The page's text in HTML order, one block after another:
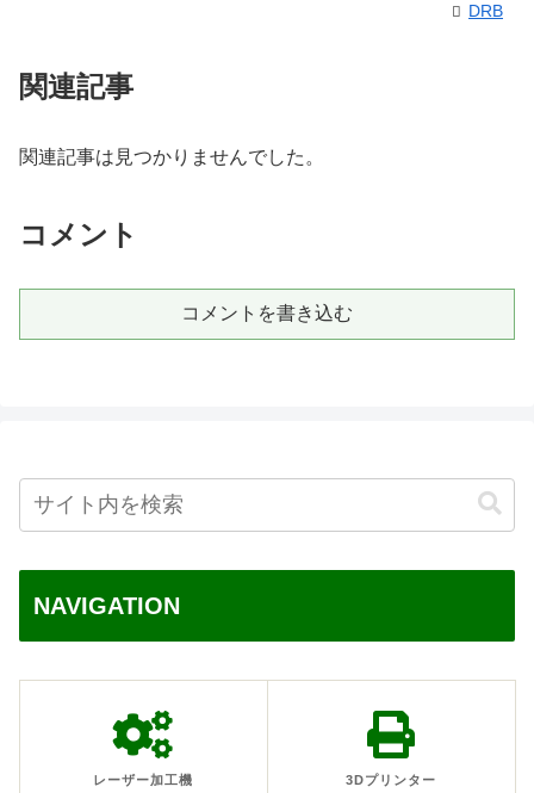
DRB
関連記事
関連記事は見つかりませんでした。
コメント
コメントを書き込む
NAVIGATION
レーザー加工機 3Dプリンター